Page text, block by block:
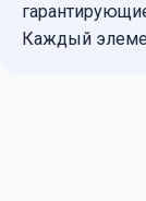
Каждый